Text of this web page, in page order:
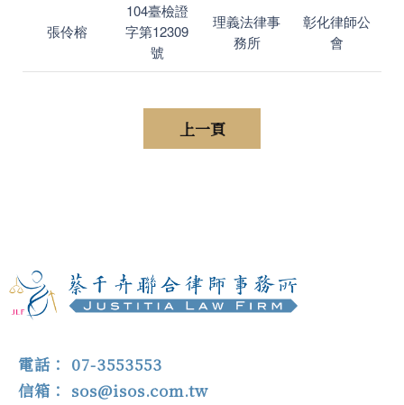
張伶榕
104臺檢證
字第12309
號
理義法律事
務所
彰化律師公
會
上一頁
07-3553553
sos@isos.com.tw